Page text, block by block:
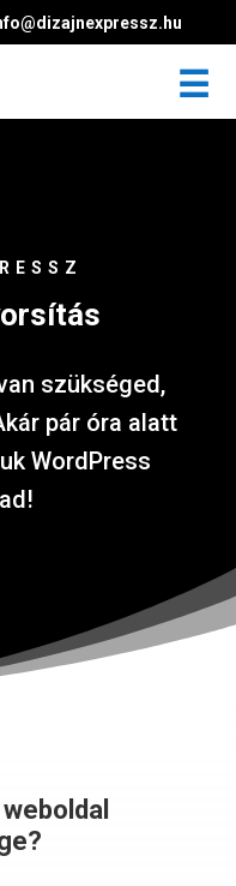
szükséged,
pár óra alatt
WordPress